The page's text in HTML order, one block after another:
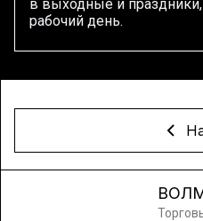
в выходные и
рабочий день.